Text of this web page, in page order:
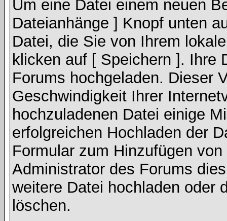
Um eine Datei einem neuen
Dateianhänge ] Knopf unten
Datei, die Sie von Ihrem
klicken auf [ Speichern ]. Ihre
Forums hochgeladen. Dieser
Geschwindigkeit Ihrer
hochzuladenen Datei einige
erfolgreichen Hochladen der
Formular zum Hinzufügen
Administrator des Forums
weitere Datei hochladen oder
löschen.